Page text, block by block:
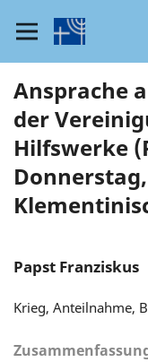
Ansprache
der
Hilfswerke
Donnerstag,
Papst Franziskus
Krieg, Anteilnahme,